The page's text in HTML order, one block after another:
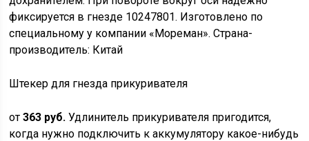
фиксируется в гнезде 10247801. Изготовлено по
специальному у компании «Мореман». Страна-
производитель: Китай
Штекер для гнезда прикуривателя
от363 руб. Удлинитель прикуривателя пригодится,
когда нужно подключить к аккумулятору какое-нибудь